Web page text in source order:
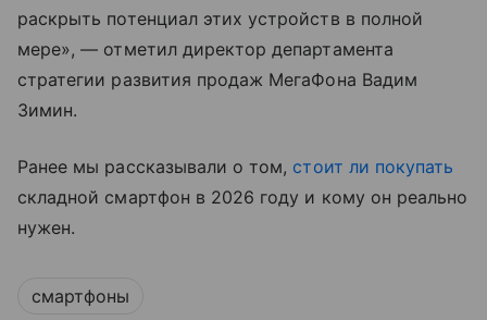
раскрыть потенциал этих устройств в полной
мере», — отметил директор департамента
стратегии развития продаж МегаФона Вадим
Зимин.
Ранее мы рассказывали о том, стоит ли покупать
складной смартфон в 2026 году и кому он реально
нужен.
смартфоны